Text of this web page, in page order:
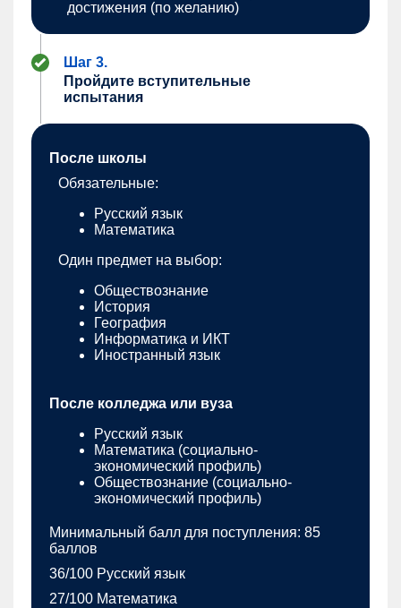
достижения (по желанию)
Шаг 3.
Пройдите вступительные
испытания
После школы
Обязательные:
Русский язык
Математика
Один предмет на выбор:
Обществознание
История
География
Информатика и ИКТ
Иностранный язык
После колледжа или вуза
Русский язык
Математика (социально-
экономический профиль)
Обществознание (социально-
экономический профиль)
Минимальный балл для поступления: 85
баллов
36/100 Русский язык
27/100 Математика